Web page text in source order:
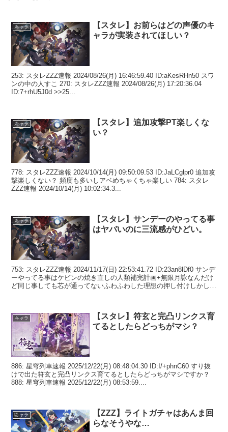
キャラ
【スタレ】お前らはどの声優のキ
ャラが実装されてほしい？
253: スタレZZZ速報 2024/08/26(月) 16:46:59.40 ID:aKesRHn50 スワ
ンの中の人すこ 270: スタレZZZ速報 2024/08/26(月) 17:20:36.04
ID:7+rhU5J0d >>25...
キャラ
【スタレ】追加攻撃PT楽しくな
い？
778: スタレZZZ速報 2024/10/14(月) 09:50:09.53 ID:JaLCglpr0 追加攻
撃楽しくない？ 頻度も多いしアベめちゃくちゃ楽しい 784: スタレ
ZZZ速報 2024/10/14(月) 10:02:34.3...
キャラ
【スタレ】サンデーのやってる事
はヤバいのに三流感がひどい。
753: スタレZZZ速報 2024/11/17(日) 22:53:41.72 ID:23an8lDf0 サンデ
ーやってる事はケビンの焼き直しの人類補完計画+無限月詠なんだけ
ど同じ事しても芯が通ってないふわふわした理想の押し付けしかして
キャラ
【スタレ】符玄と完凸リンクス育
てるとしたらどっちがマシ？
886: 星穹列車速報 2025/12/22(月) 08:48:04.30 ID:I/+phnC60 すり抜
けで出た符玄と完凸リンクス育てるとしたらどっちがマシですか？
888: 星穹列車速報 2025/12/22(月) 08:53:59....
キャラ
【ZZZ】ライトガチャはあんま回
らなそうやな…